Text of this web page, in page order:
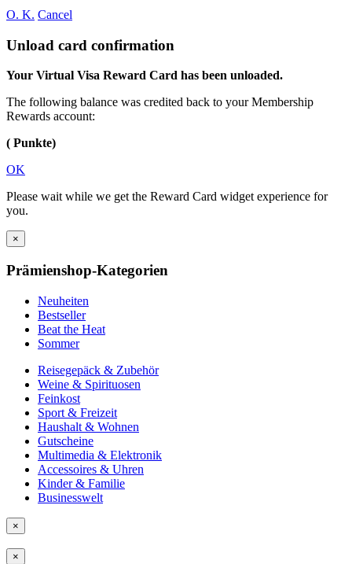
O. K. Cancel
Unload card confirmation
Your Virtual Visa Reward Card has been unloaded.
The following balance was credited back to your Membership
Rewards account:
( Punkte)
OK
Please wait while we get the Reward Card widget experience for
you.
×
Prämienshop-Kategorien
Neuheiten
Bestseller
Beat the Heat
Sommer
Reisegepäck & Zubehör
Weine & Spirituosen
Feinkost
Sport & Freizeit
Haushalt & Wohnen
Gutscheine
Multimedia & Elektronik
Accessoires & Uhren
Kinder & Familie
Businesswelt
×
×